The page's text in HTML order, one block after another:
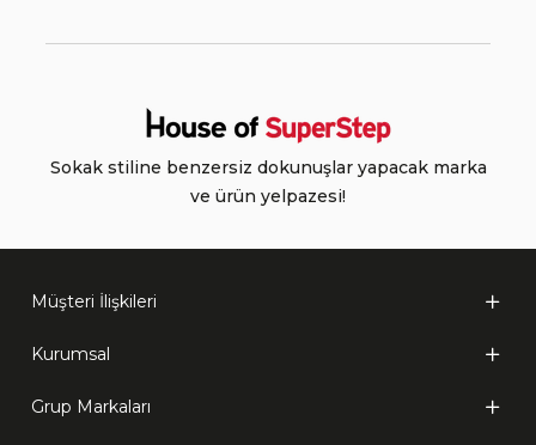
Sokak stiline benzersiz dokunuşlar yapacak marka
ve ürün yelpazesi!
Müşteri İlişkileri
Kurumsal
Grup Markaları